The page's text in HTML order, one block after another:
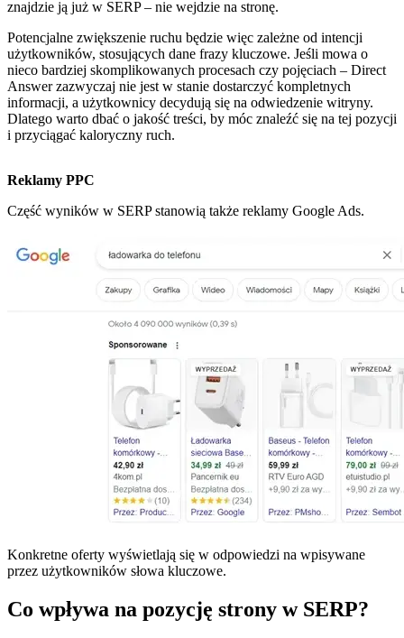
znajdzie ją już w SERP – nie wejdzie na stronę.
Potencjalne zwiększenie ruchu będzie więc zależne od intencji
użytkowników, stosujących dane frazy kluczowe. Jeśli mowa o
nieco bardziej skomplikowanych procesach czy pojęciach – Direct
Answer zazwyczaj nie jest w stanie dostarczyć kompletnych
informacji, a użytkownicy decydują się na odwiedzenie witryny.
Dlatego warto dbać o jakość treści, by móc znaleźć się na tej pozycji
i przyciągać kaloryczny ruch.
Reklamy PPC
Część wyników w SERP stanowią także reklamy Google Ads.
Konkretne oferty wyświetlają się w odpowiedzi na wpisywane
przez użytkowników słowa kluczowe.
Co wpływa na pozycję strony w SERP?